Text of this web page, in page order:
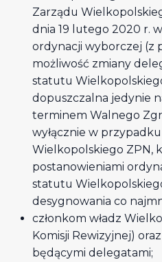
Zarządu
dnia 19 lutego 2020 r.
ordynacji wyborczej (z
możliwość zmiany
statutu
dopuszczalna jedynie
terminem Walnego
wyłącznie w
Wielkopolskiego ZPN,
postanowieniami
statutu
desygnowania co
członkom władz
Komisji Rewizyjnej)
będącymi delegatami;